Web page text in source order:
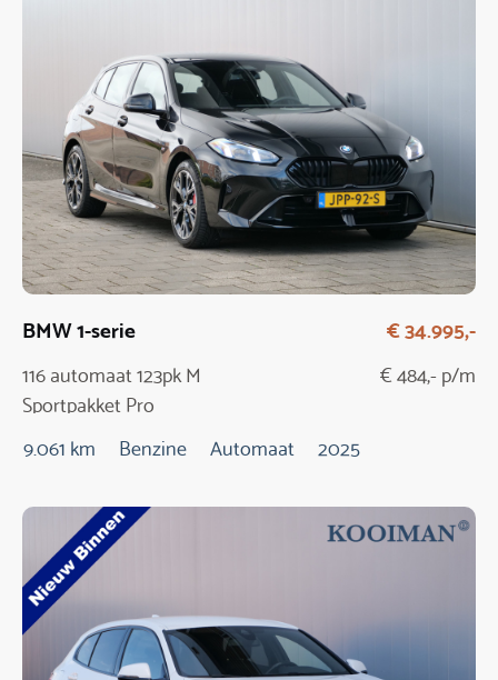
BMW 1-serie
116 automaat 123pk M
Sportpakket Pro
€ 34.995,-
€ 484,- p/m
9.061 km Benzine Automaat 2025